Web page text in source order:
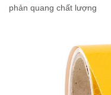
phản quang chất lượng